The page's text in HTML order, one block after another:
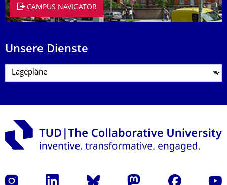
CAMPUS NAVIGATOR
Unsere Dienste
Instagram LinkedIn Bluesky Mastodon Facebook